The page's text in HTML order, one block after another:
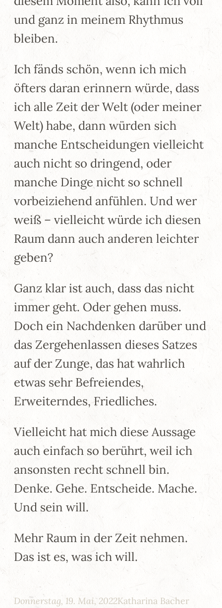
und ganz in meinem Rhythmus
bleiben.
Ich fänds schön, wenn ich mich
öfters daran erinnern würde, dass
ich alle Zeit der Welt (oder meiner
Welt) habe, dann würden sich
manche Entscheidungen vielleicht
auch nicht so dringend, oder
manche Dinge nicht so schnell
vorbeiziehend anfühlen. Und wer
weiß – vielleicht würde ich diesen
Raum dann auch anderen leichter
geben?
Ganz klar ist auch, dass das nicht
immer geht. Oder gehen muss.
Doch ein Nachdenken darüber und
das Zergehenlassen dieses Satzes
auf der Zunge, das hat wahrlich
etwas sehr Befreiendes,
Erweiterndes, Friedliches.
Vielleicht hat mich diese Aussage
auch einfach so berührt, weil ich
ansonsten recht schnell bin.
Denke. Gehe. Entscheide. Mache.
Und sein will.
Mehr Raum in der Zeit nehmen.
Das ist es, was ich will.
Donnerstag, 19. Mai, 2022Katharina Bacher